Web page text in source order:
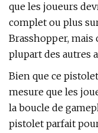
que les joueurs
complet ou plus
Brasshopper, mais
plupart des autres
Bien que ce
mesure que les
la boucle de
pistolet parfait